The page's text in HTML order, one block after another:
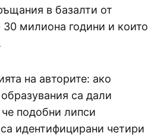
в базалти от
30 милиона години и които
на авторите: ако
са дали
подобни липси
идентифицирани четири